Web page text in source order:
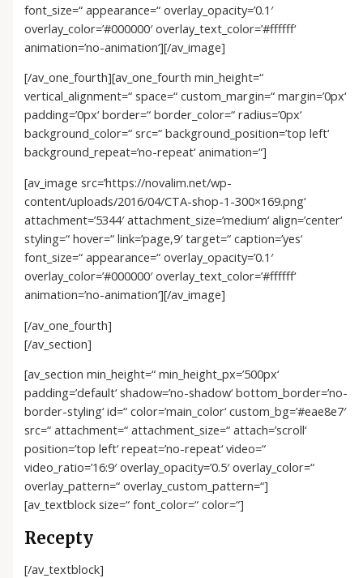
font_size=“ appearance=“ overlay_opacity=’0.1′
overlay_color=’#000000′ overlay_text_color=’#ffffff‘
animation=’no-animation‘][/av_image]
[/av_one_fourth][av_one_fourth min_height=“
vertical_alignment=“ space=“ custom_margin=“ margin=’0px‘
padding=’0px‘ border=“ border_color=“ radius=’0px‘
background_color=“ src=“ background_position=’top left‘
background_repeat=’no-repeat‘ animation=“]
[av_image src=’https://novalim.net/wp-
content/uploads/2016/04/CTA-shop-1-300×169.png‘
attachment=’5344′ attachment_size=’medium‘ align=’center‘
styling=“ hover=“ link=’page,9′ target=“ caption=’yes‘
font_size=“ appearance=“ overlay_opacity=’0.1′
overlay_color=’#000000′ overlay_text_color=’#ffffff‘
animation=’no-animation‘][/av_image]
[/av_one_fourth]
[/av_section]
[av_section min_height=“ min_height_px=’500px‘
padding=’default‘ shadow=’no-shadow‘ bottom_border=’no-
border-styling‘ id=“ color=’main_color‘ custom_bg=’#eae8e7′
src=“ attachment=“ attachment_size=“ attach=’scroll‘
position=’top left‘ repeat=’no-repeat‘ video=“
video_ratio=’16:9′ overlay_opacity=’0.5′ overlay_color=“
overlay_pattern=“ overlay_custom_pattern=“]
[av_textblock size=“ font_color=“ color=“]
Recepty
[/av_textblock]